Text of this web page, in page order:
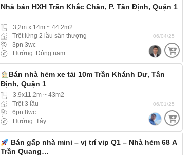
Nhà bán HXH Trần Khắc Chân, P. Tân Định, Quận 1
3,2m x 14m ~ 44.2m2
Trệt lửng 2 lầu sân thượng
3pn 3wc
Hướng: Đông nam
06/04/25
Bán nhà hẻm xe tải 10m Trần Khánh Dư, Tân
Định, Quận 1
3.9x11.2m ~ 43m2
Trệt 3 lầu
6pn 8wc
Hướng: Tây
06/01/25
Bán gấp nhà mini – vị trí vip Q1 – Nhà hẻm 68 A
Trần Quang…